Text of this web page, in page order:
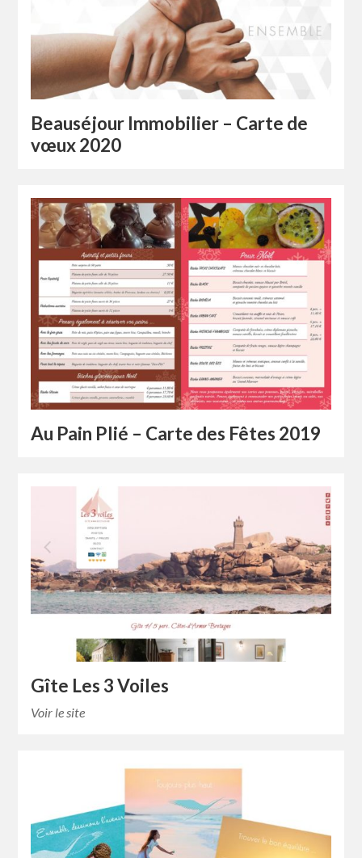
Beauséjour Immobilier – Carte de
vœux 2020
Au Pain Plié – Carte des Fêtes 2019
Gîte Les 3 Voiles
Voir le site